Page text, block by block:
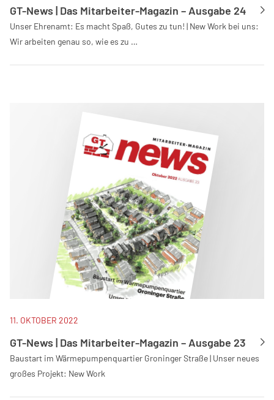
GT-News | Das Mitarbeiter-Magazin – Ausgabe 24
Unser Ehrenamt: Es macht Spaß, Gutes zu tun! | New Work bei uns:
Wir arbeiten genau so, wie es zu …
11. OKTOBER 2022
GT-News | Das Mitarbeiter-Magazin – Ausgabe 23
Baustart im Wärmepumpenquartier Groninger Straße | Unser neues
großes Projekt: New Work